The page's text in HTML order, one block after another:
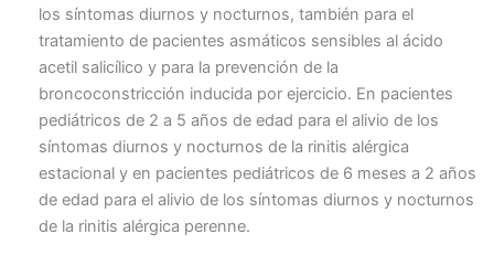
los síntomas diurnos y nocturnos, también para el
tratamiento de pacientes asmáticos sensibles al ácido
acetil salicílico y para la prevención de la
broncoconstricción inducida por ejercicio. En pacientes
pediátricos de 2 a 5 años de edad para el alivio de los
síntomas diurnos y nocturnos de la rinitis alérgica
estacional y en pacientes pediátricos de 6 meses a 2 años
de edad para el alivio de los síntomas diurnos y nocturnos
de la rinitis alérgica perenne.